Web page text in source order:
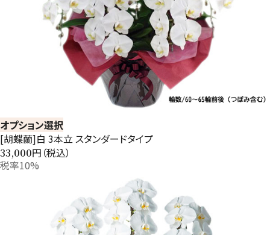
オプション選択
[胡蝶蘭]白 3本立 スタンダードタイプ
33,000円（税込）
税率10%